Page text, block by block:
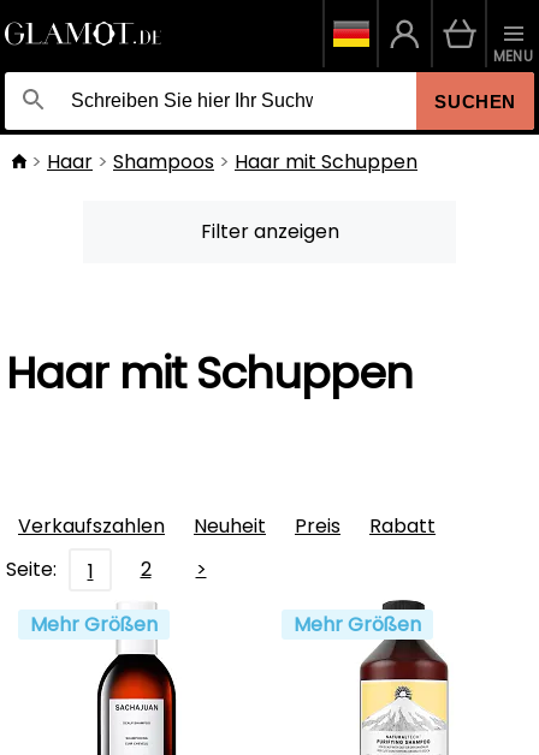
SUCHEN
MENU
Haar Shampoos Haar mit Schuppen
Filter anzeigen
Haar mit Schuppen
Verkaufszahlen Neuheit Preis
Rabatt
Seite:
1 2
>
Mehr Größen
Mehr Größen